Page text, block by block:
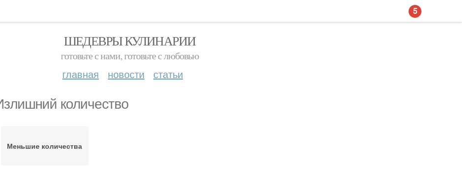
ШЕДЕВРЫ КУЛИНАРИИ
готовьте с нами, готовьте с любовью
главная новости статьи
количество
Меньшие количества
5